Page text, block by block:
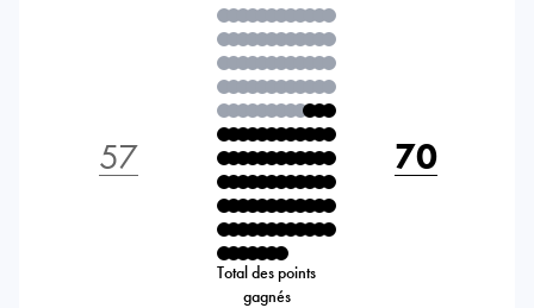
57
Total des points
gagnés
70